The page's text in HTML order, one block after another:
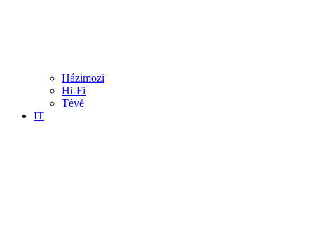
Házimozi
Hi-Fi
Tévé
IT